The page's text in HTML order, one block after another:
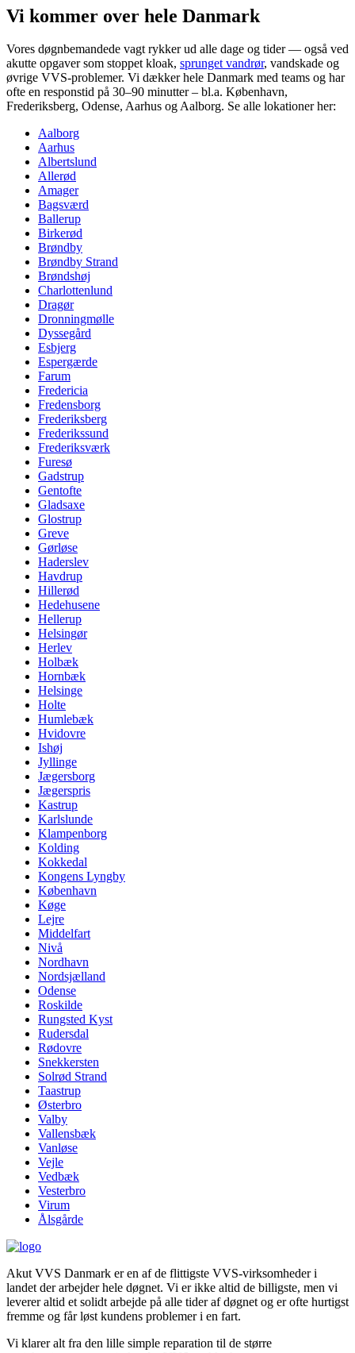
Vi kommer over hele Danmark
Vores døgnbemandede vagt rykker ud alle dage og tider — også ved
akutte opgaver som stoppet kloak, sprunget vandrør, vandskade og
øvrige VVS-problemer. Vi dækker hele Danmark med teams og har
ofte en responstid på 30–90 minutter – bl.a. København,
Frederiksberg, Odense, Aarhus og Aalborg. Se alle lokationer her:
Aalborg
Aarhus
Albertslund
Allerød
Amager
Bagsværd
Ballerup
Birkerød
Brøndby
Brøndby Strand
Brøndshøj
Charlottenlund
Dragør
Dronningmølle
Dyssegård
Esbjerg
Espergærde
Farum
Fredericia
Fredensborg
Frederiksberg
Frederikssund
Frederiksværk
Furesø
Gadstrup
Gentofte
Gladsaxe
Glostrup
Greve
Gørløse
Haderslev
Havdrup
Hillerød
Hedehusene
Hellerup
Helsingør
Herlev
Holbæk
Hornbæk
Helsinge
Holte
Humlebæk
Hvidovre
Ishøj
Jyllinge
Jægersborg
Jægerspris
Kastrup
Karlslunde
Klampenborg
Kolding
Kokkedal
Kongens Lyngby
København
Køge
Lejre
Middelfart
Nivå
Nordhavn
Nordsjælland
Odense
Roskilde
Rungsted Kyst
Rudersdal
Rødovre
Snekkersten
Solrød Strand
Taastrup
Østerbro
Valby
Vallensbæk
Vanløse
Vejle
Vedbæk
Vesterbro
Virum
Ålsgårde
Akut VVS Danmark er en af de flittigste VVS-virksomheder i
landet der arbejder hele døgnet. Vi er ikke altid de billigste, men vi
leverer altid et solidt arbejde på alle tider af døgnet og er ofte hurtigst
fremme og får løst kundens problemer i en fart.
Vi klarer alt fra den lille simple reparation til de større